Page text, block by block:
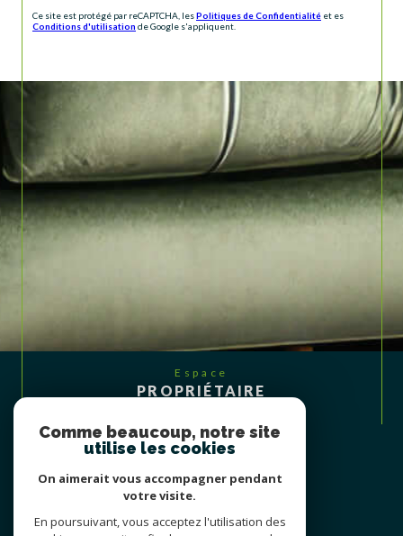
Ce site est protégé par reCAPTCHA, lesPolitiques de Confidentialité et es
Conditions d'utilisation de Google s'appliquent.
Espace
PROPRIÉTAIRE
Comme beaucoup, notre site
utilise les cookies
On aimerait vous accompagner pendant
votre visite.
En poursuivant, vous acceptez l'utilisation des